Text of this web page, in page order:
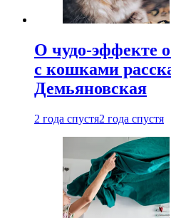
О чудо-эффекте
с кошками
Демьяновская
2 года спустя2 года спустя